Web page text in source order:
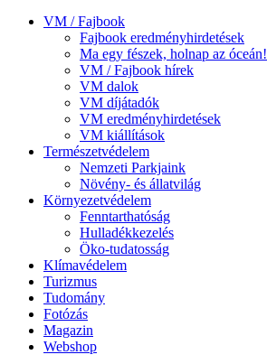
VM / Fajbook
Fajbook eredményhirdetések
Ma egy fészek, holnap az óceán!
VM / Fajbook hírek
VM dalok
VM díjátadók
VM eredményhirdetések
VM kiállítások
Természetvédelem
Nemzeti Parkjaink
Növény- és állatvilág
Környezetvédelem
Fenntarthatóság
Hulladékkezelés
Öko-tudatosság
Klímavédelem
Turizmus
Tudomány
Fotózás
Magazin
Webshop